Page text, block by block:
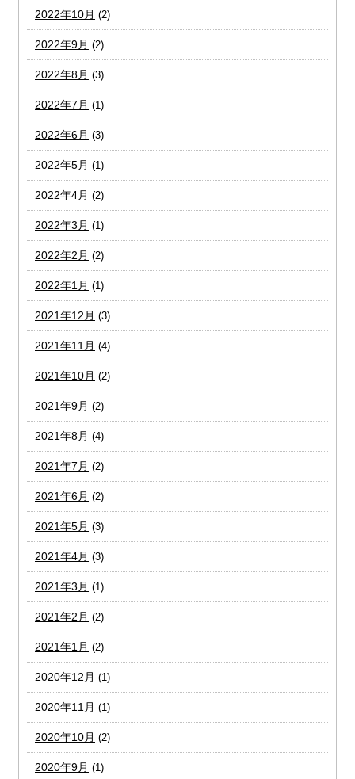
2022年10月 (2)
2022年9月 (2)
2022年8月 (3)
2022年7月 (1)
2022年6月 (3)
2022年5月 (1)
2022年4月 (2)
2022年3月 (1)
2022年2月 (2)
2022年1月 (1)
2021年12月 (3)
2021年11月 (4)
2021年10月 (2)
2021年9月 (2)
2021年8月 (4)
2021年7月 (2)
2021年6月 (2)
2021年5月 (3)
2021年4月 (3)
2021年3月 (1)
2021年2月 (2)
2021年1月 (2)
2020年12月 (1)
2020年11月 (1)
2020年10月 (2)
2020年9月 (1)